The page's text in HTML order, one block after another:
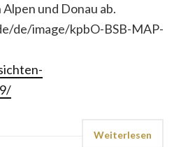
und Donau ab.
de/image/kpbO-BSB-MAP-
Weiterlesen